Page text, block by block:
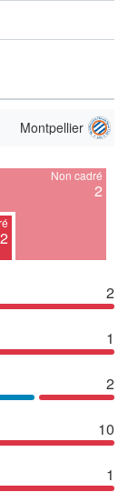
Montpellier
2
Non cadré
2
2
1
2
10
1